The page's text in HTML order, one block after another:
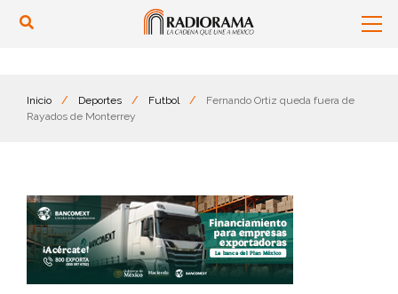
Inicio / Deportes / Futbol /
Fernando Ortiz queda fuera de
Rayados de Monterrey